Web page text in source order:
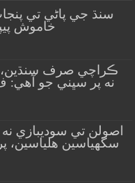
سنڌ جي پاڻي تي
خاموش
ڪراچي صرف سنڌين،
نه پر سڀني جو آهي:
سگهياسين هلياسين،